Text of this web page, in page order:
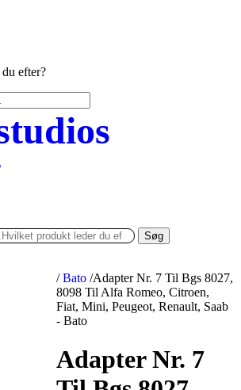
efter?
Søg
/ Bato /Adapter Nr. 7 Til Bgs 8027,
8098 Til Alfa Romeo, Citroen,
Fiat, Mini, Peugeot, Renault, Saab
- Bato
Adapter Nr. 7